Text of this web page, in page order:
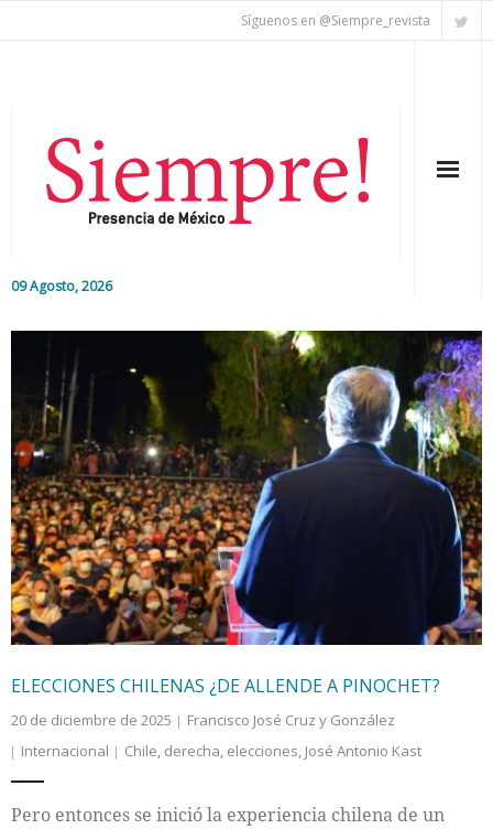
Síguenos en @Siempre_revista
09 Agosto, 2026
Editorial
Nacional
Colaboradores
Internacional
Cultura
ELECCIONES CHILENAS ¿DE ALLENDE A PINOCHET?
20 de diciembre de 2025
Francisco José Cruz y González
Internacional
Chile, derecha, elecciones, José Antonio Kast
Pero entonces se inició la experiencia chilena de un